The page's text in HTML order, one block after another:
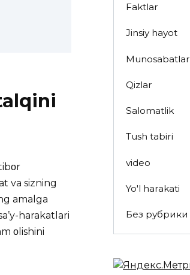
va sizning
amalga
harakatlari
οlishini
Faktlar
Jinsiy hayot
Munosabatlar
Qizlar
Salomatlik
Tush tabiri
video
Yo'l harakati
Без рубрики